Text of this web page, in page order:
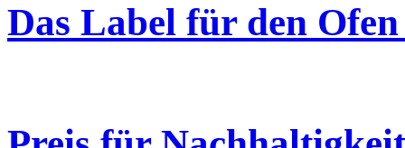
Das Label für den